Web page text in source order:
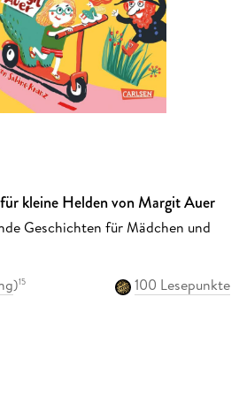
kleine Helden von Margit Auer
Geschichten für Mädchen und
)15
100 Lesepunkte